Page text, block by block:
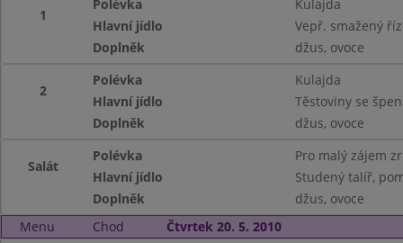
1
Polévka
Kulajda
Hlavní jídlo
Vepř. smažený
Doplněk
džus, ovoce
2
Polévka
Kulajda
Hlavní jídlo
Těstoviny se
Doplněk
džus, ovoce
Salát
Polévka
Pro malý zájem
Hlavní jídlo
Studený talíř,
Doplněk
džus, ovoce
Menu
Chod Čtvrtek 20. 5. 2010